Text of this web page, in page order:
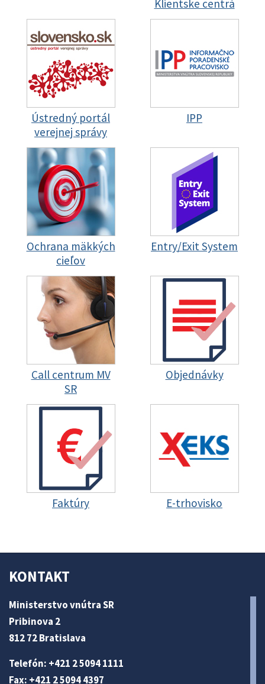
Klientske centrá
Ústredný portál
verejnej správy
IPP
Ochrana mäkkých
cieľov
Entry/Exit System
Call centrum MV
SR
Objednávky
Faktúry E-trhovisko
KONTAKT
Ministerstvo vnútra SR
Pribinova 2
812 72 Bratislava
Telefón: +421 2 5094 1111
Fax: +421 2 5094 4397